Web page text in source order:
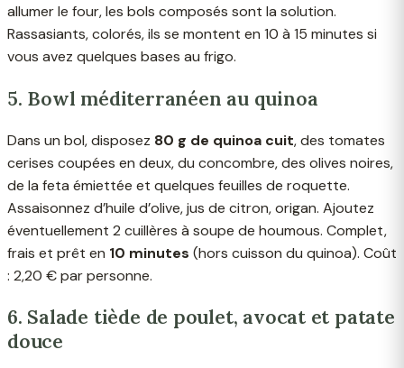
allumer le four, les bols composés sont la solution.
Rassasiants, colorés, ils se montent en 10 à 15 minutes si
vous avez quelques bases au frigo.
5. Bowl méditerranéen au quinoa
Dans un bol, disposez 80 g de quinoa cuit, des tomates
cerises coupées en deux, du concombre, des olives noires,
de la feta émiettée et quelques feuilles de roquette.
Assaisonnez d’huile d’olive, jus de citron, origan. Ajoutez
éventuellement 2 cuillères à soupe de houmous. Complet,
frais et prêt en 10 minutes (hors cuisson du quinoa). Coût
: 2,20 € par personne.
6. Salade tiède de poulet, avocat et patate
douce